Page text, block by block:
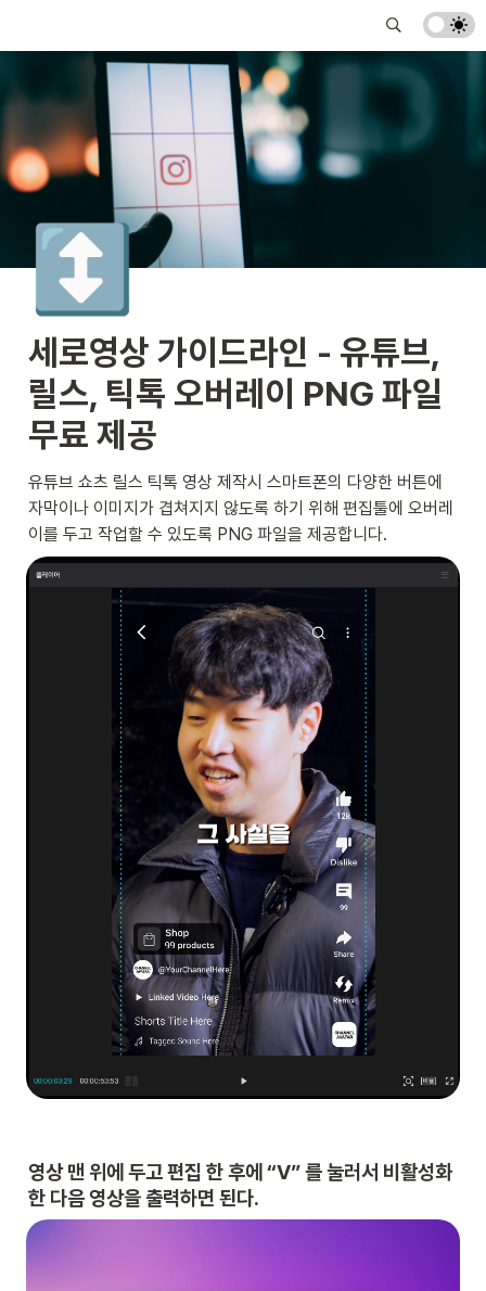
↕️
세로영상 가이드라인 - 유튜브,
릴스, 틱톡 오버레이 PNG 파일
무료 제공
유튜브 쇼츠 릴스 틱톡 영상 제작시 스마트폰의 다양한 버튼에
자막이나 이미지가 겹쳐지지 않도록 하기 위해 편집툴에 오버레
이를 두고 작업할 수 있도록 PNG 파일을 제공합니다.
영상 맨 위에 두고 편집 한 후에 “V” 를 눌러서 비활성화
한 다음 영상을 출력하면 된다.